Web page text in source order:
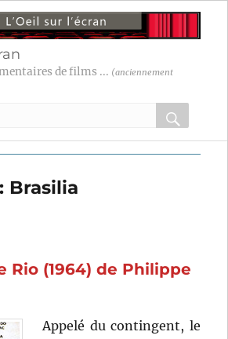
de films ... (anciennement
OK
Brasilia
Rio (1964) de Philippe
Appelé du contingent, le